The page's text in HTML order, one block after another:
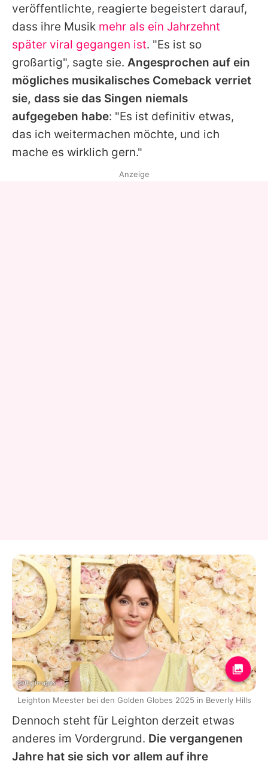
Team
Redaktionelle Richtlinien
Impressum
Datenschutzerklärung
Nutzungsbedingungen
Utiq verwalten
veröffentlichte, reagierte begeistert darauf,
dass ihre Musik mehr als ein Jahrzehnt
später viral gegangen ist. "Es ist so
großartig", sagte sie. Angesprochen auf ein
mögliches musikalisches Comeback verriet
sie, dass sie das Singen niemals
aufgegeben habe: "Es ist definitiv etwas,
das ich weitermachen möchte, und ich
mache es wirklich gern."
Dennoch steht für Leighton derzeit etwas
anderes im Vordergrund. Die vergangenen
Jahre hat sie sich vor allem auf ihre
Anzeige
Getty Images
Leighton Meester bei den Golden Globes 2025 in Beverly Hills